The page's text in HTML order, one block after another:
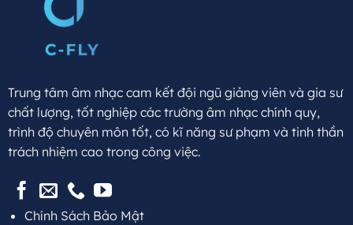
Trung tâm âm nhạc cam kết đội ngũ giảng viên và gia sư
chất lượng, tốt nghiệp các trường âm nhạc chính quy,
trình độ chuyên môn tốt, có kĩ năng sư phạm và tinh thần
trách nhiệm cao trong công việc.
Chính Sách Bảo Mật